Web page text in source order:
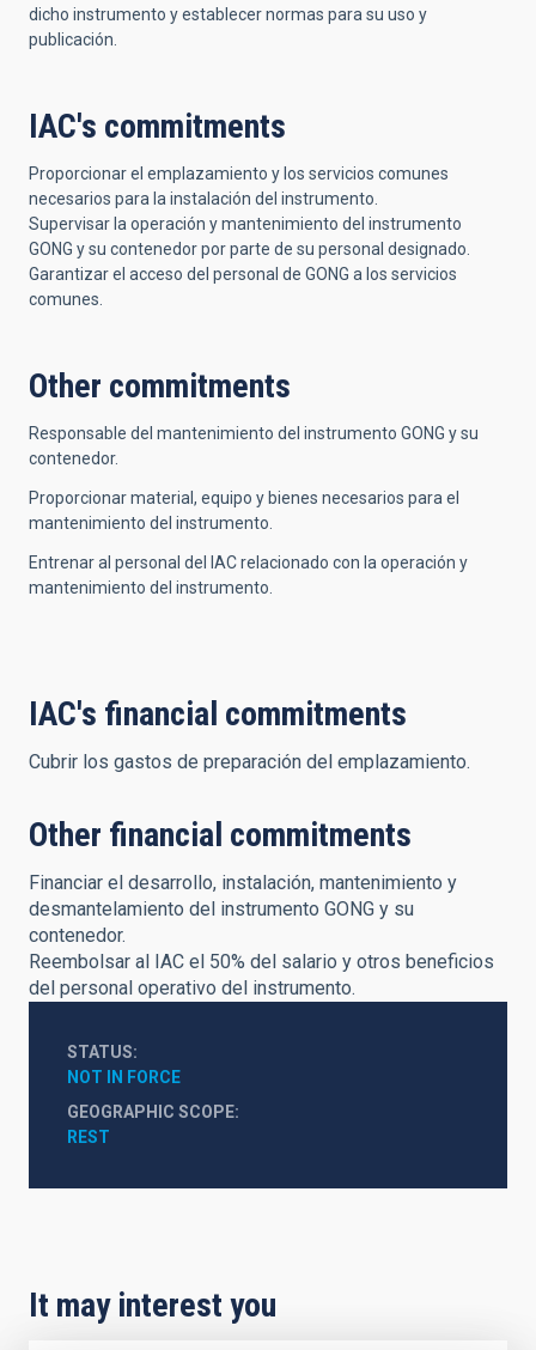
dicho instrumento y establecer normas para su uso y
publicación.
IAC's commitments
Proporcionar el emplazamiento y los servicios comunes
necesarios para la instalación del instrumento.
Supervisar la operación y mantenimiento del instrumento
GONG y su contenedor por parte de su personal designado.
Garantizar el acceso del personal de GONG a los servicios
comunes.
Other commitments
Responsable del mantenimiento del instrumento GONG y su
contenedor.
Proporcionar material, equipo y bienes necesarios para el
mantenimiento del instrumento.
Entrenar al personal del IAC relacionado con la operación y
mantenimiento del instrumento.
IAC's financial commitments
Cubrir los gastos de preparación del emplazamiento.
Other financial commitments
Financiar el desarrollo, instalación, mantenimiento y
desmantelamiento del instrumento GONG y su
contenedor.
Reembolsar al IAC el 50% del salario y otros beneficios
del personal operativo del instrumento.
STATUS
NOT IN FORCE
GEOGRAPHIC SCOPE
REST
It may interest you